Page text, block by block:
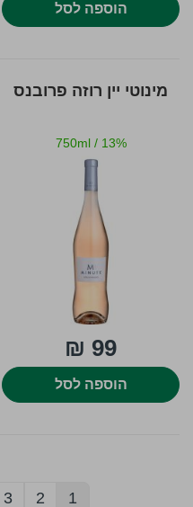
הוספה לסל
מינוטי יין רוזה פרובנס
750ml / 13%
99 ₪
הוספה לסל
You're
1 דף
2 דף
3